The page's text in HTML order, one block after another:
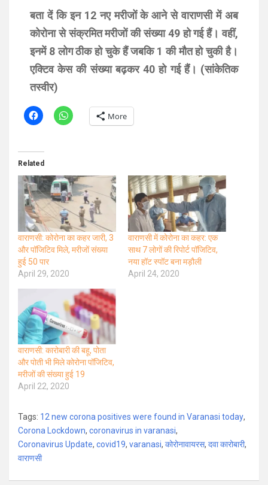
बता दें कि इन 12 नए मरीजों के आने से वाराणसी में अब
कोरोना से संक्रमित मरीजों की संख्या 49 हो गई हैं। वहीं,
इनमें 8 लोग ठीक हो चुके हैं जबकि 1 की मौत हो चुकी है।
एक्टिव केस की संख्या बढ़कर 40 हो गई हैं। (सांकेतिक
तस्वीर)
More
Related
वाराणसी: कोरोना का कहर जारी, 3
और पॉजिटिव मिले, मरीजों संख्या
हुई 50 पार
April 29, 2020
वाराणसी में कोरोना का कहर: एक
साथ 7 लोगों की रिपोर्ट पॉजिटिव,
नया हॉट स्पॉट बना मड़ौली
April 24, 2020
वाराणसी: कारोबारी की बहू, पोता
और पोती भी मिले कोरोना पॉजिटिव,
मरीजों की संख्या हुई 19
April 22, 2020
Tags: 12 new corona positives were found in Varanasi today,
Corona Lockdown, coronavirus in varanasi,
Coronavirus Update, covid19, varanasi, कोरोनावायरस, दवा कारोबारी,
वाराणसी